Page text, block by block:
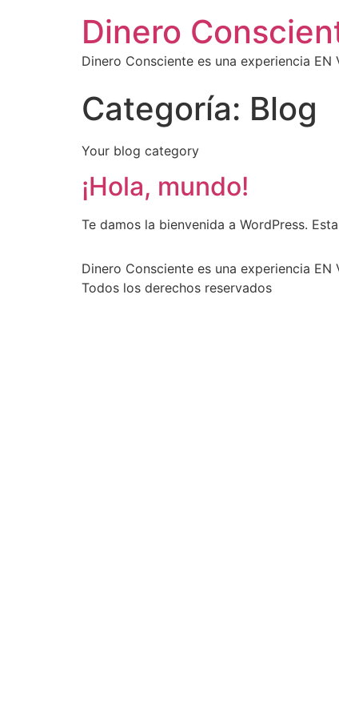
Dinero
Dinero Consciente es una experiencia
Categoría: Blog
Your blog category
¡Hola, mundo!
Te damos la bienvenida a WordPress.
Dinero Consciente es una experiencia
Todos los derechos reservados